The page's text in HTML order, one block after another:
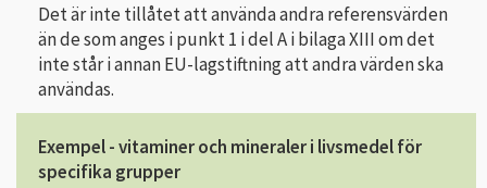
Det är inte tillåtet att använda andra referensvärden
än de som anges i punkt 1 i del A i bilaga XIII om det
inte står i annan EU-lagstiftning att andra värden ska
användas.
Exempel - vitaminer och mineraler i livsmedel för
specifika grupper